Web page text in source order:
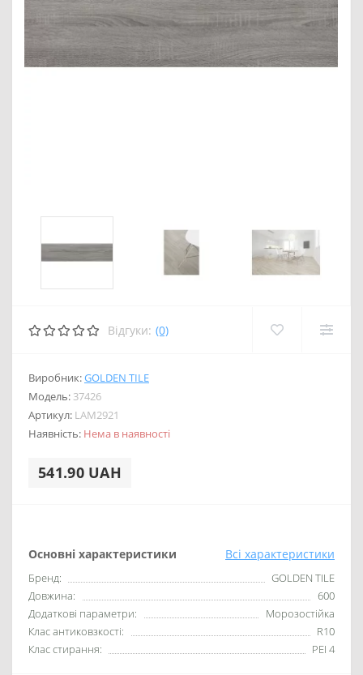
Відгуки: (0)
Виробник:GOLDEN TILE
Модель: 37426
Артикул: LAM2921
Наявність: Нема в наявності
541.90 UAH
Основні характеристики Всі характеристики
Бренд:
GOLDEN TILE
Довжина:
600
Додаткові параметри:
Морозостійка
Клас антиковзкості:
R10
Клас стирання:
PEI 4